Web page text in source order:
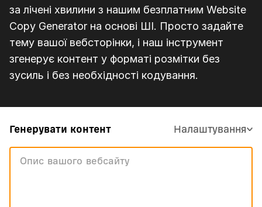
за лічені хвилини з нашим безплатним Website
Copy Generator на основі ШІ. Просто задайте
тему вашої вебсторінки, і наш інструмент
згенерує контент у форматі розмітки без
зусиль і без необхідності кодування.
Генерувати контент Налаштування